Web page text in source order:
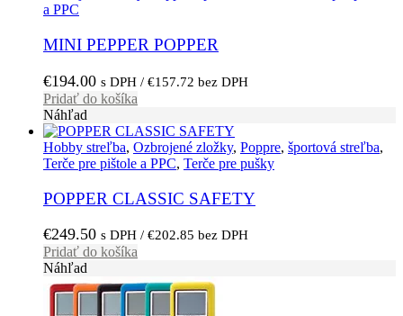
a PPC
MINI PEPPER POPPER
€194.00 s DPH / €157.72 bez DPH
Pridať do košíka
Náhľad
Hobby streľba, Ozbrojené zložky, Poppre, športová streľba,
Terče pre pištole a PPC, Terče pre pušky
POPPER CLASSIC SAFETY
€249.50 s DPH / €202.85 bez DPH
Pridať do košíka
Náhľad